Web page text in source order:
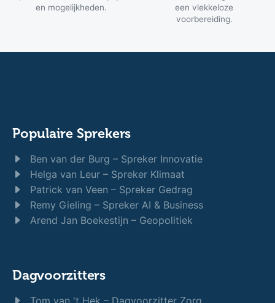
en mogelijkheden.
een vlekkeloze
voorbereiding.
Populaire Sprekers
Ben van der Burg – Spreker Innovatie
Helga van Leur – Spreker Klimaat
Patrick van Veen – Spreker Gedrag
Remy Gieling – Spreker AI & Business
Arend Jan Boekestijn – Geopolitiek
Dagvoorzitters